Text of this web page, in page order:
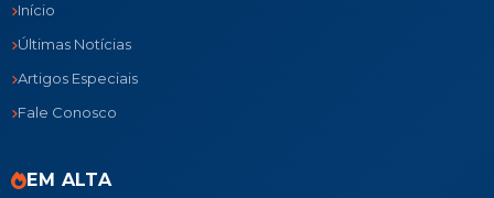
Início
Últimas Notícias
Artigos Especiais
Fale Conosco
EM ALTA